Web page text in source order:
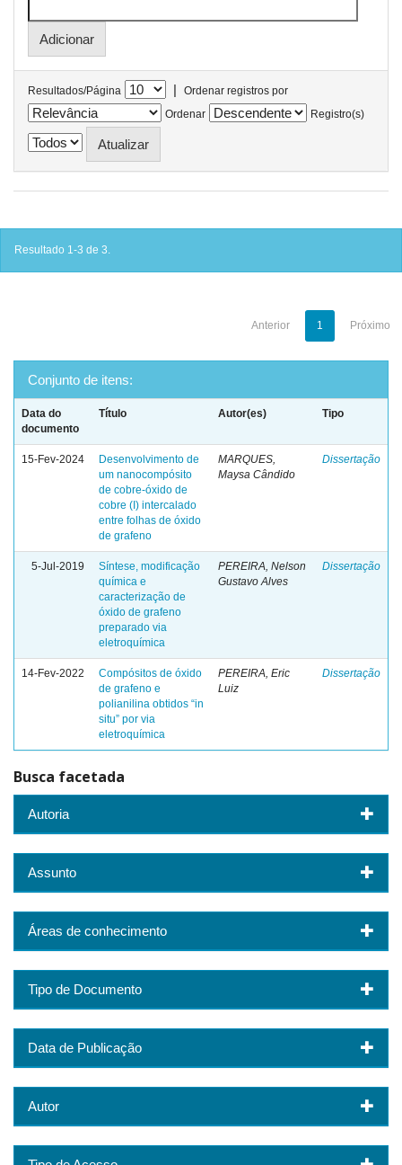
Resultados/Página |
Ordenar registros por
Ordenar
Registro(s)
Resultado 1-3 de 3.
Anterior 1 Próximo
Conjunto de itens:
Data do
documento
Título Autor(es) Tipo
15-Fev-2024
Desenvolvimento de
um nanocompósito
de cobre-óxido de
cobre (I) intercalado
entre folhas de óxido
de grafeno
MARQUES,
Maysa Cândido
Dissertação
5-Jul-2019
Síntese, modificação
química e
caracterização de
óxido de grafeno
preparado via
eletroquímica
PEREIRA, Nelson
Gustavo Alves
Dissertação
14-Fev-2022
Compósitos de óxido
de grafeno e
polianilina obtidos “in
situ” por via
eletroquímica
PEREIRA, Eric
Luiz
Dissertação
Busca facetada
Autoria
Assunto
Áreas de conhecimento
Tipo de Documento
Data de Publicação
Autor